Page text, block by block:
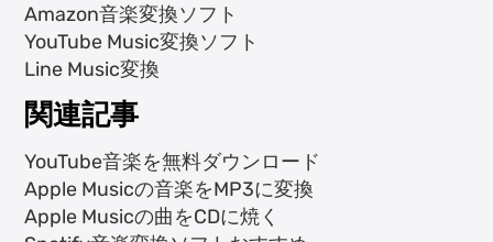
Amazon音楽変換ソフト
YouTube Music変換ソフト
Line Music変換
関連記事
YouTube音楽を無料ダウンロード
Apple Musicの音楽をMP3に変換
Apple Musicの曲をCDに焼く